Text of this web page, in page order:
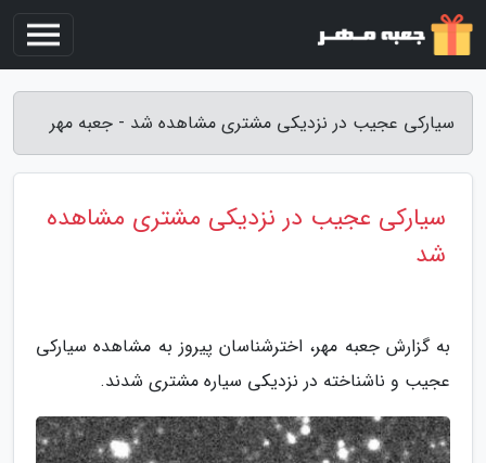
سیارکی عجیب در نزدیکی مشتری مشاهده شد - جعبه مهر
سیارکی عجیب در نزدیکی مشتری مشاهده
شد
به گزارش جعبه مهر، اخترشناسان پیروز به مشاهده سیارکی
عجیب و ناشناخته در نزدیکی سیاره مشتری شدند.